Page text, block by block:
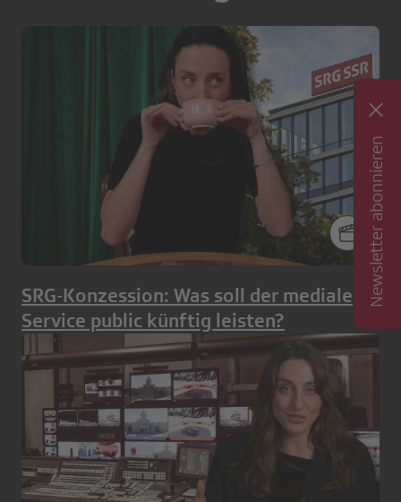
SRG‑Konzession: Was soll der mediale
Service public künftig leisten?
Newsletter abonnieren